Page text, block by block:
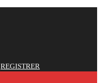
REGISTRER